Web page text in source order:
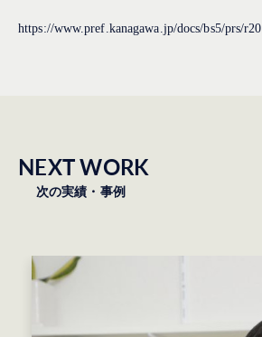
https://www.pref.kanagawa.jp/docs/bs5/prs/
NEXT WORK
次の実績・事例